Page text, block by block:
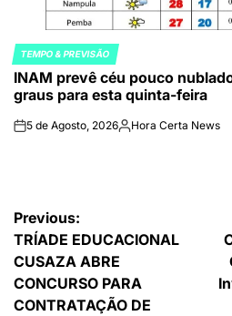
POSTED
IN
TEMPO & PREVISÃO
INAM prevê céu pouco
graus para esta quinta-feira
on5 de Agosto, 2026Publicado
Hora Certa News
Navegação
de
artigos
Previous:
TRÍADE EDUCACIONAL
CUSAZA ABRE
CONCURSO PARA
CONTRATAÇÃO DE